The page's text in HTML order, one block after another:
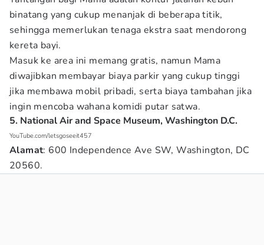
binatang yang cukup menanjak di beberapa titik,
sehingga memerlukan tenaga ekstra saat mendorong
kereta bayi.
Masuk ke area ini memang gratis, namun Mama
diwajibkan membayar biaya parkir yang cukup tinggi
jika membawa mobil pribadi, serta biaya tambahan jika
ingin mencoba wahana komidi putar satwa.
5. National Air and Space Museum, Washington D.C.
YouTube.com/letsgoseeit457
Alamat: 600 Independence Ave SW, Washington, DC
20560.